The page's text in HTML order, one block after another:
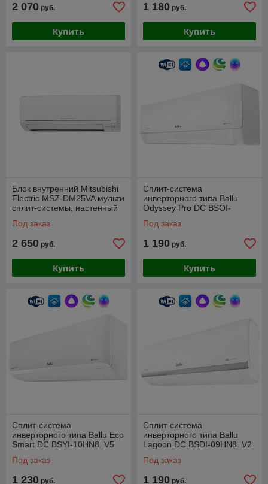
2 070 руб.
Купить
1 180 руб.
Купить
Блок внутренний Mitsubishi
Electric MSZ-DM25VA мульти
сплит-системы, настенный
Под заказ
2 650 руб.
Купить
Сплит-система
инверторного типа Ballu
Odyssey Pro DC BSOI-
Под заказ
1 190 руб.
Купить
Сплит-система
инверторного типа Ballu Eco
Smart DC BSYI-10HN8_V5
Под заказ
1 230 руб.
Сплит-система
инверторного типа Ballu
Lagoon DC BSDI-09HN8_V2
Под заказ
1 190 руб.